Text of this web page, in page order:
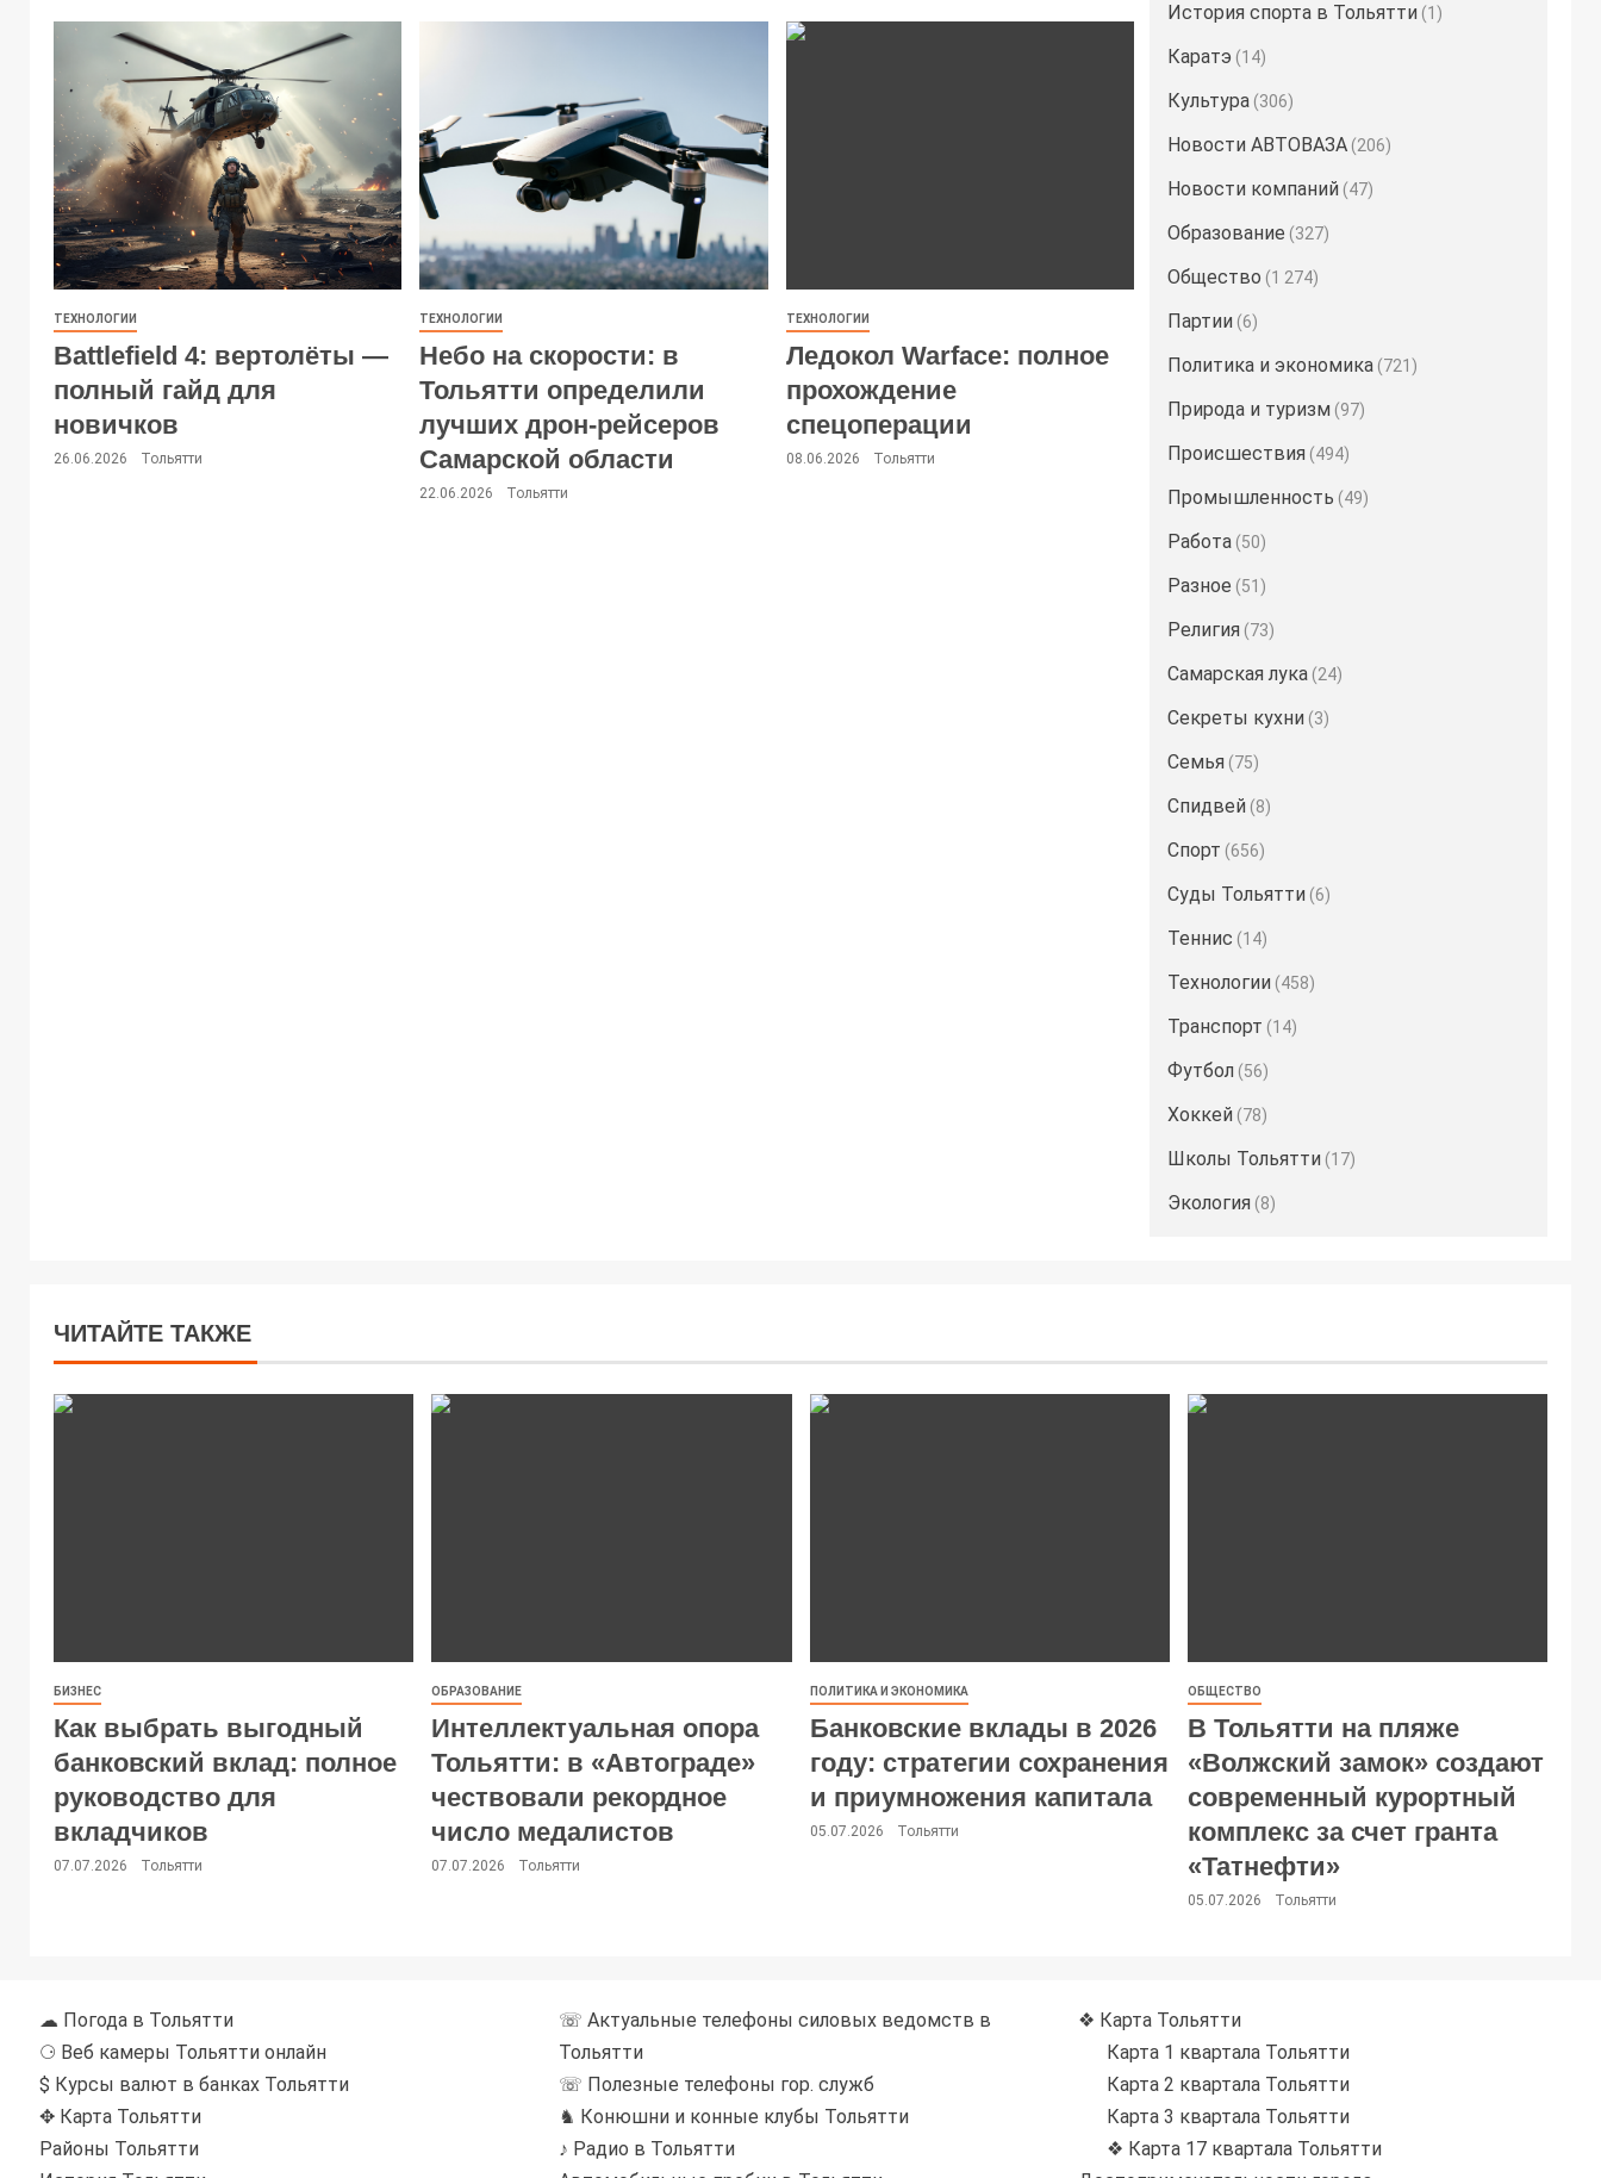
ТЕХНОЛОГИИ
Battlefield 4: вертолёты —
полный гайд для
новичков
26.06.2026 Тольятти
ТЕХНОЛОГИИ
Небо на скорости: в
Тольятти определили
лучших дрон-рейсеров
Самарской области
22.06.2026 Тольятти
ТЕХНОЛОГИИ
Ледокол Warface: полное
прохождение
спецоперации
08.06.2026 Тольятти
История спорта в Тольятти (1)
Каратэ (14)
Культура(306)
Новости АВТОВАЗА(206)
Новости компаний (47)
Образование (327)
Общество (1 274)
Партии (6)
Политика и экономика(721)
Природа и туризм (97)
Происшествия (494)
Промышленность (49)
Работа(50)
Разное (51)
Религия (73)
Самарская лука(24)
Секреты кухни (3)
Семья (75)
Спидвей (8)
Спорт (656)
Суды Тольятти (6)
Теннис (14)
Технологии (458)
Транспорт (14)
Футбол (56)
Хоккей (78)
Школы Тольятти (17)
Экология (8)
ЧИТАЙТЕ ТАКЖЕ
БИЗНЕС
Как выбрать выгодный
банковский вклад: полное
руководство для
вкладчиков
07.07.2026 Тольятти
ОБРАЗОВАНИЕ
Интеллектуальная опора
Тольятти: в «Автограде»
чествовали рекордное
число медалистов
07.07.2026 Тольятти
ПОЛИТИКА И ЭКОНОМИКА
Банковские вклады в 2026
году: стратегии сохранения
и приумножения капитала
05.07.2026 Тольятти
ОБЩЕСТВО
В Тольятти на пляже
«Волжский замок» создают
современный курортный
комплекс за счет гранта
«Татнефти»
05.07.2026 Тольятти
☁ Погода в Тольятти
⚆ Веб камеры Тольятти онлайн
$ Курсы валют в банках Тольятти
✥ Карта Тольятти
Районы Тольятти
☏ Актуальные телефоны силовых ведомств в
Тольятти
☏ Полезные телефоны гор. служб
♞ Конюшни и конные клубы Тольятти
♪ Радио в Тольятти
❖ Карта Тольятти
Карта 1 квартала Тольятти
Карта 2 квартала Тольятти
Карта 3 квартала Тольятти
❖ Карта 17 квартала Тольятти